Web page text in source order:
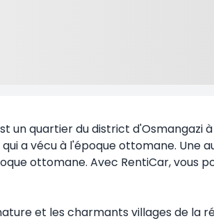
quartier du district d'Osmangazi
a vécu à l'époque ottomane. Une
ottomane. Avec RentiCar, vous
et les charmants villages de la